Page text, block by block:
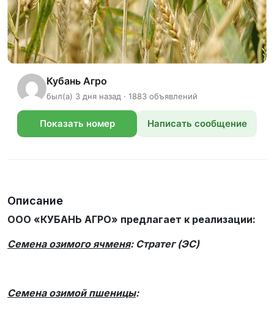
Кубань Агро
был(а) 3 дня назад · 1883 объявлений
Показать номер Написать сообщение
Описание
ООО «КУБАНЬ АГРО» предлагает к реализации:
Семена озимого ячменя: Стратег (ЭС)
Семена озимой пшеницы: